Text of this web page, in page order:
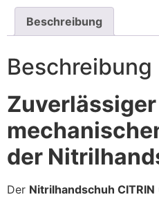
Beschreibung
Beschreibung
der
Der Nitrilhandschuh CITRIN